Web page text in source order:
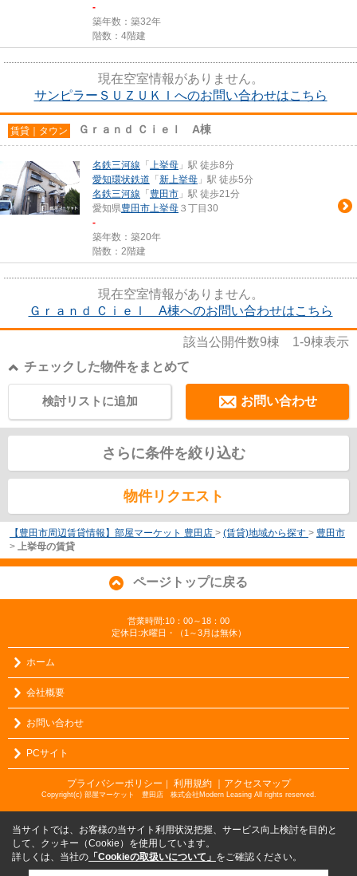
-
築年数：築32年
階数：4階建
現在空室情報がありません。
サンピラーＳＵＺＵＫＩへのお問い合わせはこちら
賃貸｜タウン Ｇｒａｎｄ Ｃｉｅｌ A棟
名鉄三河線 「 上挙母 」駅 徒歩8分
愛知環状鉄道 「 新上挙母 」駅 徒歩5分
名鉄三河線 「 豊田市 」駅 徒歩21分
愛知県豊田市上挙母 ３丁目30
-
築年数：築20年
階数：2階建
現在空室情報がありません。
Ｇｒａｎｄ Ｃｉｅｌ A棟へのお問い合わせはこちら
該当公開件数9棟 1-9棟表示
チェックした物件をまとめて
お問い合わせ
検討リストに追加
さらに条件を絞り込む
物件リクエスト
【豊田市周辺賃貸情報】部屋マーケット 豊田店 > (賃貸)地域から探す > 豊田市
> 上挙母の賃貸
ページトップに戻る
営業時間:10：00～18：00
定休日:水曜日・（1～3月は無休）
ホーム
会社概要
お問い合わせ
PCサイト
プライバシーポリシー ｜ 利用規約 ｜アクセスマップ
Copyright(c) 部屋マーケット 豊田店 株式会社Modern Leasing All rights reserved.
当サイトでは、お客様の当サイト利用状況把握、サービス向上検討を目的と
して、クッキー（Cookie）を使用しています。
詳しくは、当社の 「Cookieの取扱いについて」 をご確認ください。